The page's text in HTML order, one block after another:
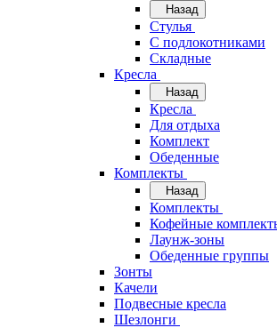
Назад
Стулья
С подлокотниками
Складные
Кресла
Назад
Кресла
Для отдыха
Комплект
Обеденные
Комплекты
Назад
Комплекты
Кофейные
Лаунж-зоны
Обеденные группы
Зонты
Качели
Подвесные кресла
Шезлонги